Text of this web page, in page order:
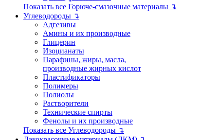
Показать все Горюче-смазочные материалы ↴
Углеводороды ↴
Адгезивы
Амины и их производные
Глицерин
Изоцианаты
Парафины, жиры, масла,
производные жирных кислот
Пластификаторы
Полимеры
Полиолы
Растворители
Технические спирты
Фенолы и их производные
Показать все Углеводороды ↴